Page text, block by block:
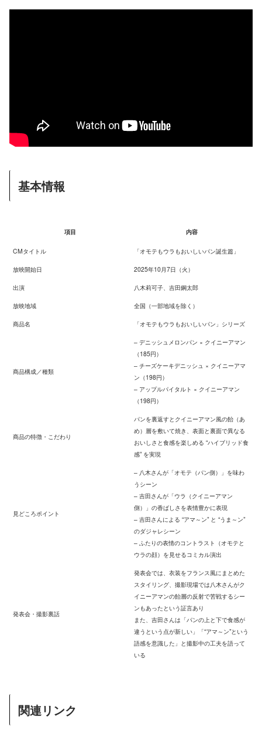
基本情報
項目 内容
CMタイトル 「オモテもウラもおいしいパン誕生篇」
放映開始日 2025年10月7日（火）
出演 八木莉可子、吉田鋼太郎
放映地域 全国（一部地域を除く）
商品名 「オモテもウラもおいしいパン」シリーズ
商品構成／種類
– デニッシュメロンパン × クイニーアマン
（185円）
– チーズケーキデニッシュ × クイニーアマ
ン（198円）
– アップルパイタルト × クイニーアマン
（198円）
商品の特徴・こだわり
パンを裏返すとクイニーアマン風の飴（あ
め）層を敷いて焼き、表面と裏面で異なる
おいしさと食感を楽しめる “ハイブリッド食
感” を実現
見どころポイント
– 八木さんが「オモテ（パン側）」を味わ
うシーン
– 吉田さんが「ウラ（クイニーアマン
側）」の香ばしさを表情豊かに表現
– 吉田さんによる “アマ～ン” と “うま～ン”
のダジャレシーン
– ふたりの表情のコントラスト（オモテと
ウラの顔）を見せるコミカル演出
発表会・撮影裏話
発表会では、衣装をフランス風にまとめた
スタイリング、撮影現場では八木さんがク
イニーアマンの飴層の反射で苦戦するシー
ンもあったという証言あり
また、吉田さんは「パンの上と下で食感が
違うという点が新しい」「“アマ～ン”という
語感を意識した」と撮影中の工夫を語って
いる
関連リンク